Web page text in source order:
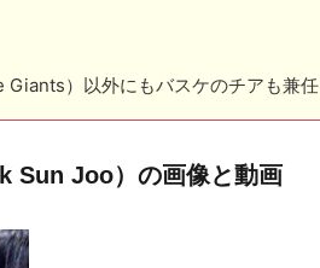
Giants）以外にもバスケのチアも兼任
Sun Joo）の画像と動画